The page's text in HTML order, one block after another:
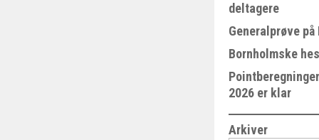
deltagere
Generalprøve
Bornholmske
2026 er klar
Arkiver